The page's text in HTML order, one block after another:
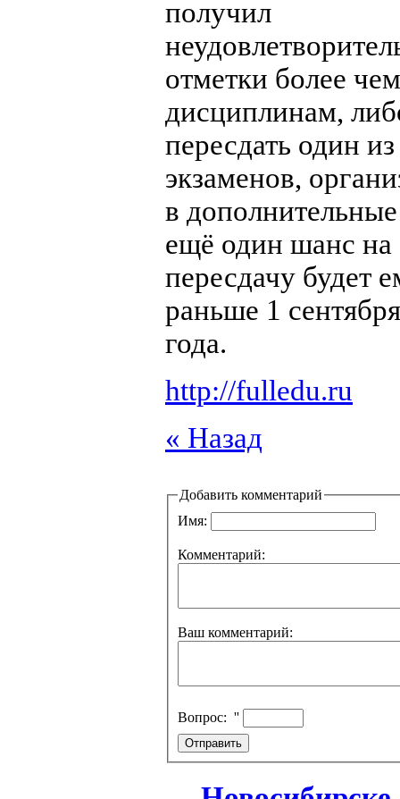
получил
отметки более
дисциплинам,
пересдать один из
экзаменов,
в
ещё один шанс на
пересдачу будет
раньше 1
года.
http://fulledu.ru
« Назад
Добавить комментарий
Имя:
Комментарий:
Ваш комментарий:
Вопрос: ''